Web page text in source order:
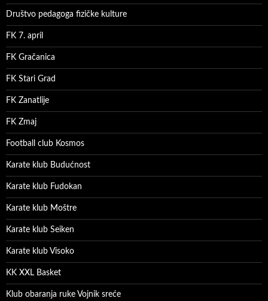
Društvo pedagoga fizičke kulture
FK 7. april
FK Gračanica
FK Stari Grad
FK Zanatlije
FK Zmaj
Football club Kosmos
Karate klub Budućnost
Karate klub Fudokan
Karate klub Moštre
Karate klub Seiken
Karate klub Visoko
KK XXL Basket
Klub obaranja ruke Vojnik sreće